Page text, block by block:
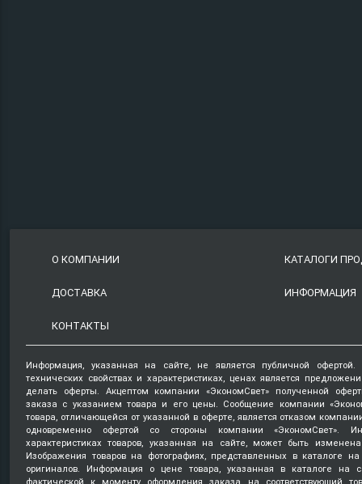
О КОМПАНИИ КАТАЛОГИ
ДОСТАВКА ИНФОРМАЦИЯ
КОНТАКТЫ
Информация, указанная на сайте, не является публичной
технических свойствах и характеристиках, ценах является
делать оферты. Акцептом компании «ЭкономСвет» полученной
заказа с указанием товара и его цены. Сообщение компании
товара, отличающейся от указанной в оферте, является отказом
одновременно офертой со стороны компании «ЭкономСвет».
характеристиках товаров, указанная на сайте, может быть
Изображения товаров на фотографиях, представленных в каталоге на
оригиналов. Информация о цене товара, указанная в каталоге на